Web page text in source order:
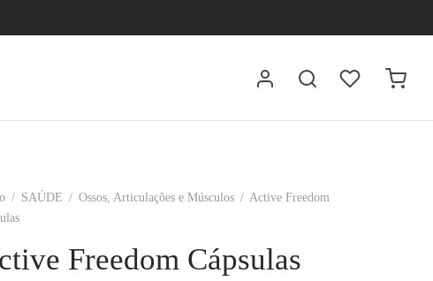
/ SAÚDE / Ossos, Articulações e Músculos / Active Freedom
Freedom Cápsulas